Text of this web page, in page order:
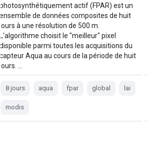
photosynthétiquement actif (FPAR) est un
ensemble de données composites de huit
jours à une résolution de 500 m.
L'algorithme choisit le "meilleur" pixel
disponible parmi toutes les acquisitions du
capteur Aqua au cours de la période de huit
jours. …
8 jours aqua fpar global lai
modis